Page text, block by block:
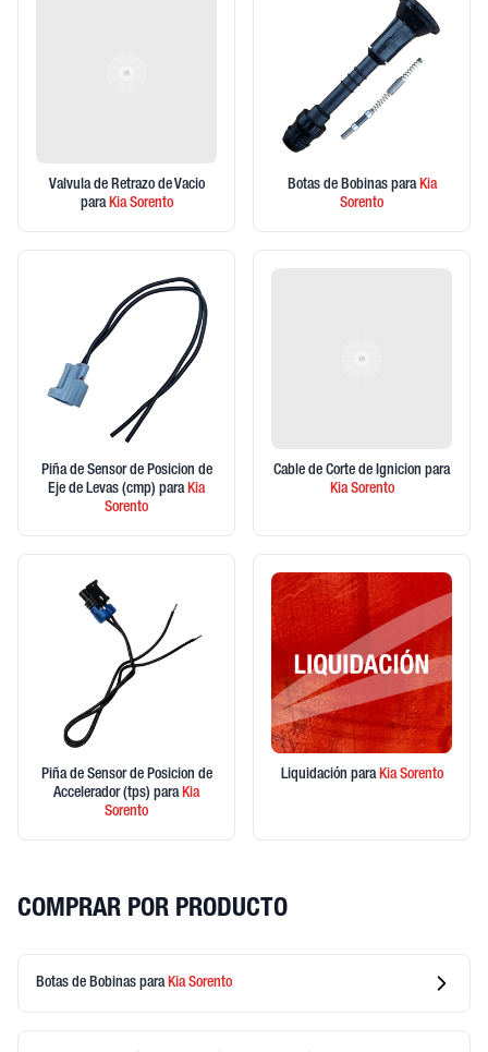
Valvula de Retrazo de Vacio
paraKiaSorento
Botas de Bobinas paraKia
Sorento
Piña de Sensor de Posicion de
Eje de Levas (cmp) paraKia
Sorento
Cable de Corte de Ignicion para
KiaSorento
Piña de Sensor de Posicion de
Accelerador (tps) paraKia
Sorento
Liquidación paraKiaSorento
COMPRAR POR PRODUCTO
Botas de Bobinas para KiaSorento